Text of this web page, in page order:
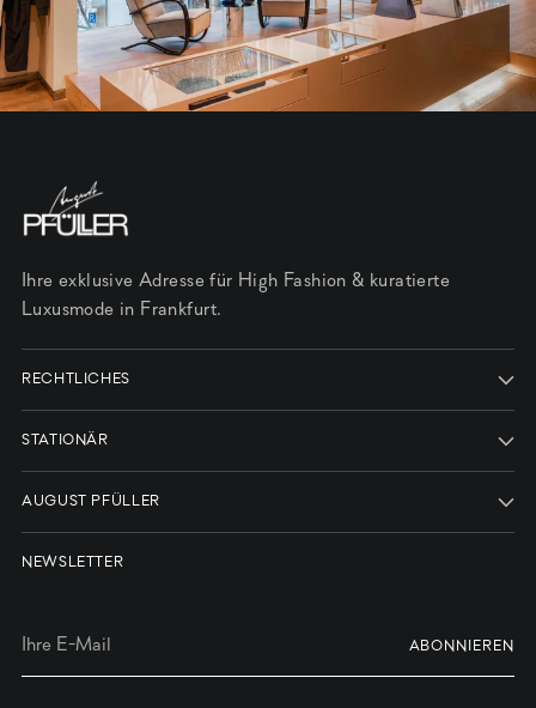
Ihre exklusive Adresse für High Fashion & kuratierte
Luxusmode in Frankfurt.
RECHTLICHES
STATIONÄR
AUGUST PFÜLLER
NEWSLETTER
ABONNIEREN